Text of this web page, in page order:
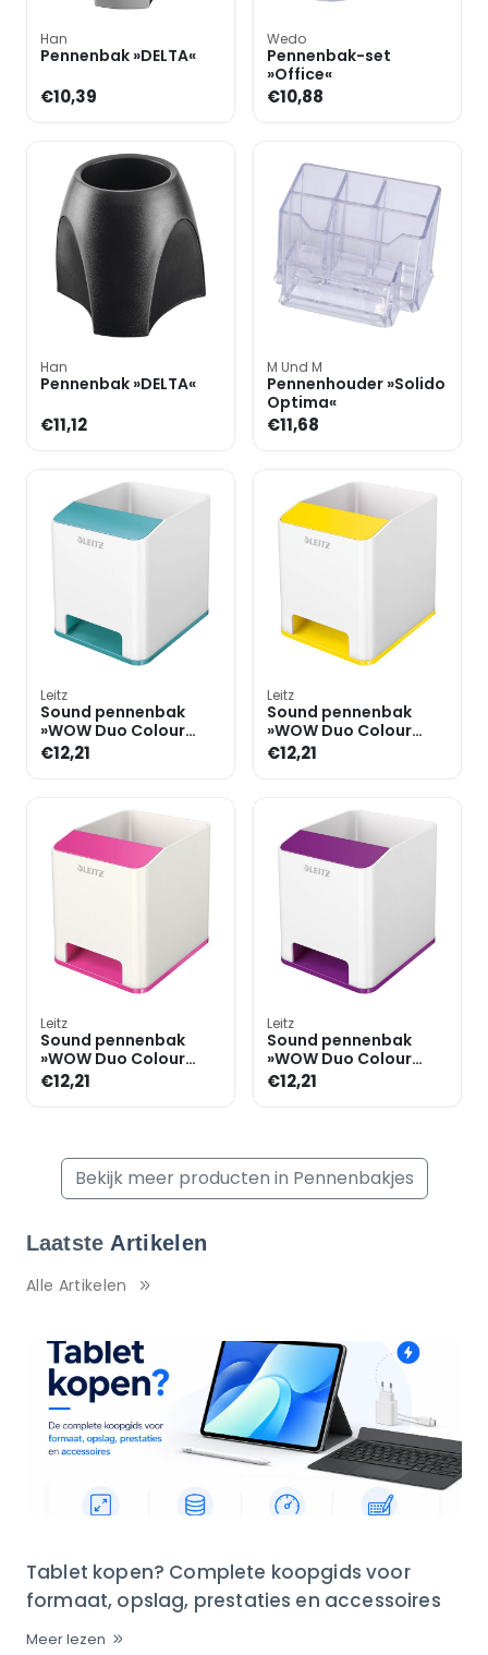
Han
Pennenbak »DELTA«
€10,39
Wedo
Pennenbak-set
»Office«
€10,88
Han
Pennenbak »DELTA«
€11,12
M Und M
Pennenhouder »Solido
Optima«
€11,68
Leitz
Sound pennenbak
»WOW Duo Colour
5363«
€12,21
Leitz
Sound pennenbak
»WOW Duo Colour
5363«
€12,21
Leitz
Sound pennenbak
»WOW Duo Colour
5363«
€12,21
Leitz
Sound pennenbak
»WOW Duo Colour
5363«
€12,21
Bekijk meer producten in Pennenbakjes
Laatste Artikelen
Alle Artikelen
Tablet kopen? Complete koopgids voor
formaat, opslag, prestaties en accessoires
Meer lezen